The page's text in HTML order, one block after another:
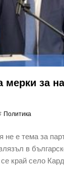
мерки за
Политика
не е тема за
в
се край село